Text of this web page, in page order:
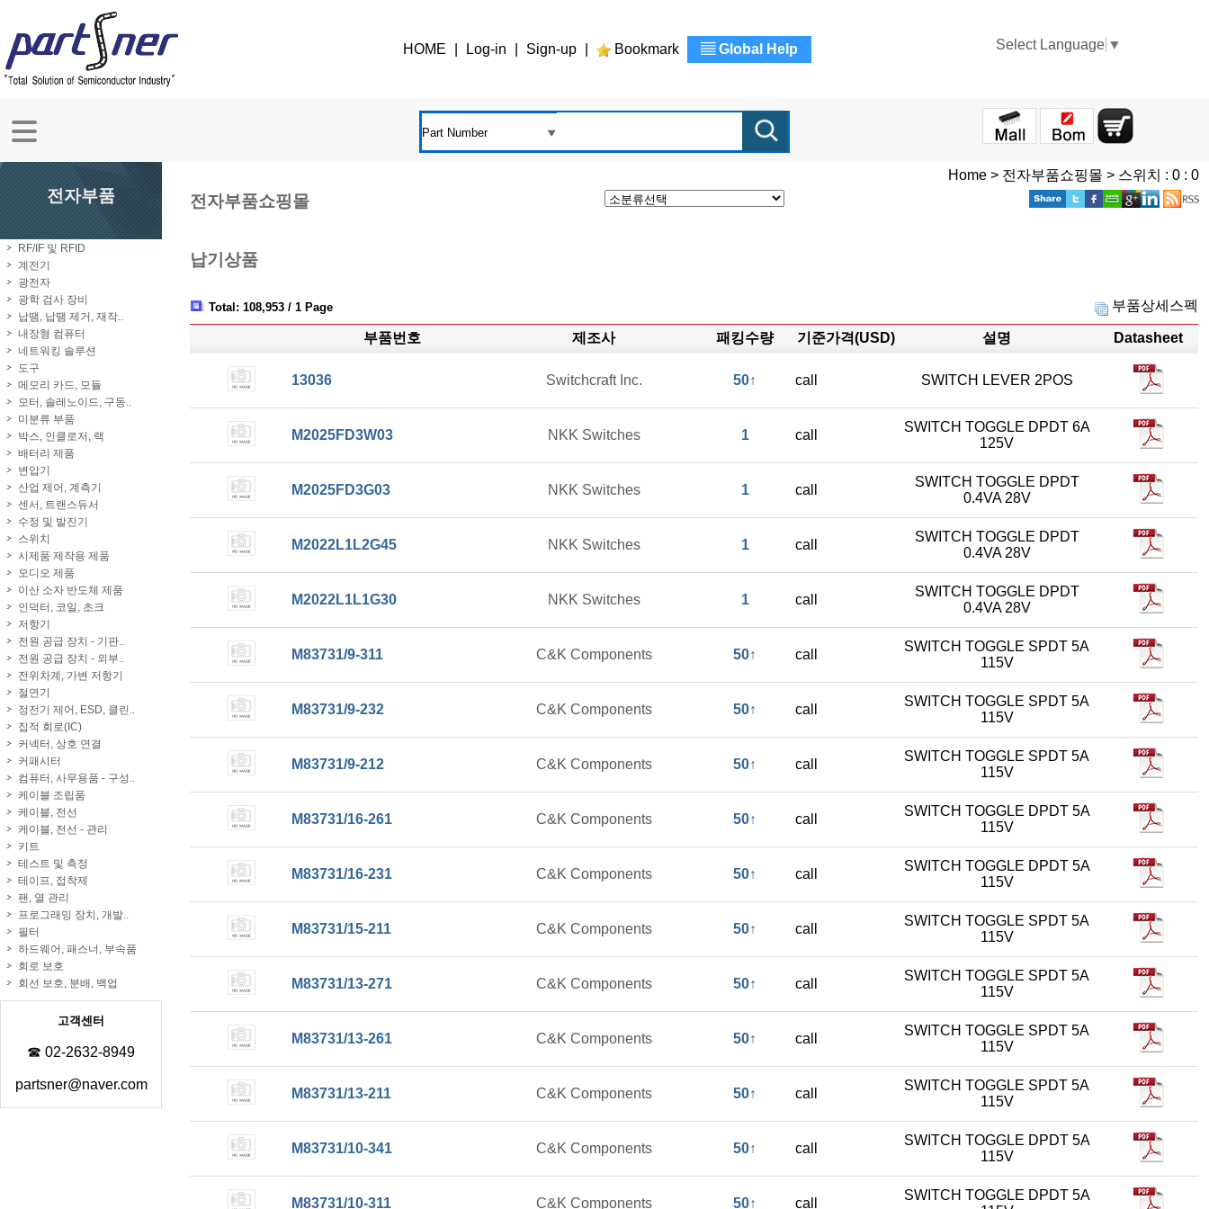
HOME Log-in Sign-up Bookmark ▤ Global Help Select Language ▼
전자부품
RF/IF 및 RFID
계전기
광전자
광학 검사 장비
납땜, 납땜 제거, 재작..
내장형 컴퓨터
네트워킹 솔루션
도구
메모리 카드, 모듈
모터, 솔레노이드, 구동..
미분류 부품
박스, 인클로저, 랙
배터리 제품
변압기
산업 제어, 계측기
센서, 트랜스듀서
수정 및 발진기
스위치
시제품 제작용 제품
오디오 제품
이산 소자 반도체 제품
인덕터, 코일, 초크
저항기
전원 공급 장치 - 기판..
전원 공급 장치 - 외부..
전위차계, 가변 저항기
절연기
정전기 제어, ESD, 클린..
집적 회로(IC)
커넥터, 상호 연결
커패시터
컴퓨터, 사무용품 - 구성..
케이블 조립품
케이블, 전선
케이블, 전선 - 관리
키트
테스트 및 측정
테이프, 접착제
팬, 열 관리
프로그래밍 장치, 개발..
필터
하드웨어, 패스너, 부속품
회로 보호
회선 보호, 분배, 백업
고객센터
☎ 02-2632-8949
partsner@naver.com
Home > 전자부품쇼핑몰 > 스위치 : 0 : 0
전자부품쇼핑몰
납기상품
Total: 108,953 / 1 Page 부품상세스펙
부품번호 제조사 패킹수량 기준가격(USD) 설명 Datasheet
13036 Switchcraft Inc. 50↑ call SWITCH LEVER 2POS
M2025FD3W03 NKK Switches 1 call
SWITCH TOGGLE DPDT 6A
125V
M2025FD3G03 NKK Switches 1 call
SWITCH TOGGLE DPDT
0.4VA 28V
M2022L1L2G45 NKK Switches 1 call
SWITCH TOGGLE DPDT
0.4VA 28V
M2022L1L1G30 NKK Switches 1 call
SWITCH TOGGLE DPDT
0.4VA 28V
M83731/9-311 C&K Components 50↑ call
SWITCH TOGGLE SPDT 5A
115V
M83731/9-232 C&K Components 50↑ call
SWITCH TOGGLE SPDT 5A
115V
M83731/9-212 C&K Components 50↑ call
SWITCH TOGGLE SPDT 5A
115V
M83731/16-261 C&K Components 50↑ call
SWITCH TOGGLE DPDT 5A
115V
M83731/16-231 C&K Components 50↑ call
SWITCH TOGGLE DPDT 5A
115V
M83731/15-211 C&K Components 50↑ call
SWITCH TOGGLE SPDT 5A
115V
M83731/13-271 C&K Components 50↑ call
SWITCH TOGGLE SPDT 5A
115V
M83731/13-261 C&K Components 50↑ call
SWITCH TOGGLE SPDT 5A
115V
M83731/13-211 C&K Components 50↑ call
SWITCH TOGGLE SPDT 5A
115V
M83731/10-341 C&K Components 50↑ call
SWITCH TOGGLE DPDT 5A
115V
M83731/10-311 C&K Components 50↑ call
SWITCH TOGGLE DPDT 5A